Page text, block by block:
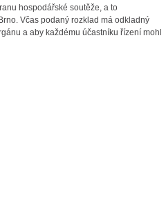
hospodářské soutěže, a to
Včas podaný rozklad má odkladný
a aby každému účastníku řízení mohl